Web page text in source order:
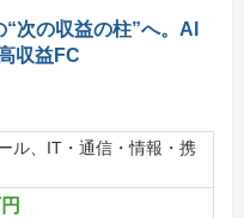
次の収益の柱”へ。AI
収益FC
ル、IT・通信・情報・携